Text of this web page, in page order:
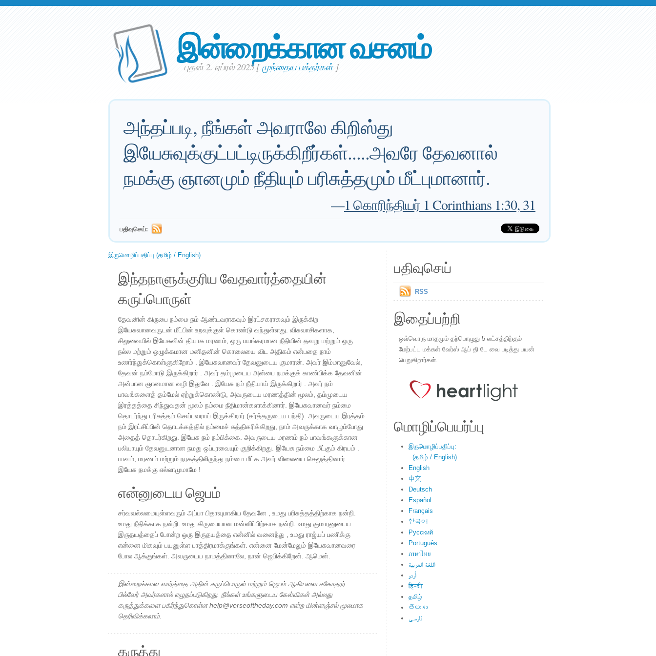
இன்றைக்கான வசனம்
புதன் 2. ஏப்ரல் 2025[முந்தைய பக்தர்கள்]
அந்தப்படி, நீங்கள் அவராலே கிறிஸ்து
இயேசுவுக்குட்பட்டிருக்கிறீர்கள்.....அவரே தேவனால்
நமக்கு ஞானமும் நீதியும் பரிசுத்தமும் மீட்புமானார்.
—1 கொரிந்தியர் 1 Corinthians 1:30, 31
பதிவுசெய்:
இருமொழிப்பதிப்பு (தமிழ் / English)
இந்தநாளுக்குரிய வேதவார்த்தையின்
கருப்பொருள்
தேவனின் கிருபை நம்மை நம் ஆண்டவராகவும் இரட்சகராகவும் இருக்கிற
இயேசுவானவருடன் மீட்பின் உறவுக்குள் கொண்டு வந்துள்ளது. விசுவாசிகளாக,
சிலுவையில் இயேசுவின் தியாக மரணம், ஒரு பயங்கரமான நீதியின் தவறு மற்றும் ஒரு
நல்ல மற்றும் ஒழுக்கமான மனிதனின் கொலையை விட அதிகம் என்பதை நாம்
உணர்ந்துக்கொள்ளுகிறோம் . இயேசுவானவர் தேவனுடைய குமாரன். அவர் இம்மானுவேல்,
தேவன் நம்மோடு இருக்கிறார் . அவர் தம்முடைய அன்பை நமக்குக் காண்பிக்க தேவனின்
அன்பான ஞானமான வழி இதுவே . இயேசு நம் நீதியாய் இருக்கிறார் . அவர் நம்
பாவங்களைத் தம்மேல் ஏற்றுக்கொண்டு, அவருடைய மரணத்தின் மூலம், தம்முடைய
இரத்தத்தை சிந்துவதன் மூலம் நம்மை நீதிமான்களாக்கினார். இயேசுவானவர் நம்மை
தொடர்ந்து பரிசுத்தம் செய்பவராய் இருக்கிறார் (கர்த்தருடைய பந்தி). அவருடைய இரத்தம்
நம் இரட்சிப்பின் தொடக்கத்தில் நம்மைச் சுத்திகரிக்கிறது, நாம் அவருக்காக வாழும்போது
அதைத் தொடர்கிறது. இயேசு நம் நம்பிக்கை. அவருடைய மரணம் நம் பாவங்களுக்கான
பலியாயும் தேவனுடனான நமது ஒப்புரவையும் குறிக்கிறது. இயேசு நம்மை மீட்கும் கிரயம் .
பாவம், மரணம் மற்றும் நரகத்திலிருந்து நம்மை மீட்க அவர் விலையை செலுத்தினார்.
இயேசு நமக்கு எல்லாமுமாமே !
என்னுடைய ஜெபம்
சர்வவல்லமையுள்ளவரும் அப்பா பிதாவுமாகிய தேவனே , உமது பரிசுத்தத்திற்காக நன்றி.
உமது நீதிக்காக நன்றி. உமது கிருபையான மன்னிப்பிற்காக நன்றி. உமது குமாரனுடைய
இருதயத்தைப் போன்ற ஒரு இருதயத்தை என்னில் வனைந்து , உமது ராஜ்யப் பணிக்கு
என்னை மிகவும் பயனுள்ள பாத்திரமாக்குங்கள். என்னை மேன்மேலும் இயேசுவானவரை
போல ஆக்குங்கள். அவருடைய நாமத்தினாலே, நான் ஜெபிக்கிறேன். ஆமென்.
இன்றைக்கான வார்த்தை அதின் கருப்பொருள் மற்றும் ஜெபம் ஆகியவை சகோதரர்
பில்வேர் அவர்களால் எழுதப்படுகிறது. நீங்கள் உங்களுடைய கேள்விகள் அல்லது
கருத்துக்களை பகிர்ந்துகொள்ள help@verseoftheday.com என்ற மின்னஞ்சல் மூலமாக
தெரிவிக்கலாம்.
கருத்து
பதிவுசெய்
RSS
இதைப்பற்றி
ஒவ்வொரு மாதமும் தற்பொழுது 5 லட்சத்திற்கும்
மேற்பட்ட மக்கள் வேர்ஸ் ஆப் தி டே வை படித்து பயன்
பெறுகிறார்கள்.
மொழிப்பெயர்ப்பு
இருமொழிப்பதிப்பு:
(தமிழ் / English)
English
中文
Deutsch
Español
Français
한국어
Русский
Português
ภาษาไทย
اللغة العربية
اُردو
हिन्दी
தமிழ்
తెలుగు
فارسی